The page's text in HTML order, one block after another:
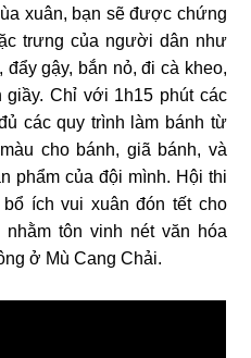
xuân, bạn sẽ được chứng
trưng của người dân như
đẩy gậy, bắn nỏ, đi cà kheo,
Chỉ với 1h15 phút các
các quy trình làm bánh từ
cho bánh, giã bánh, và
phẩm của đội mình. Hội thi
ích vui xuân đón tết cho
tôn vinh nét văn hóa
ở Mù Cang Chải.